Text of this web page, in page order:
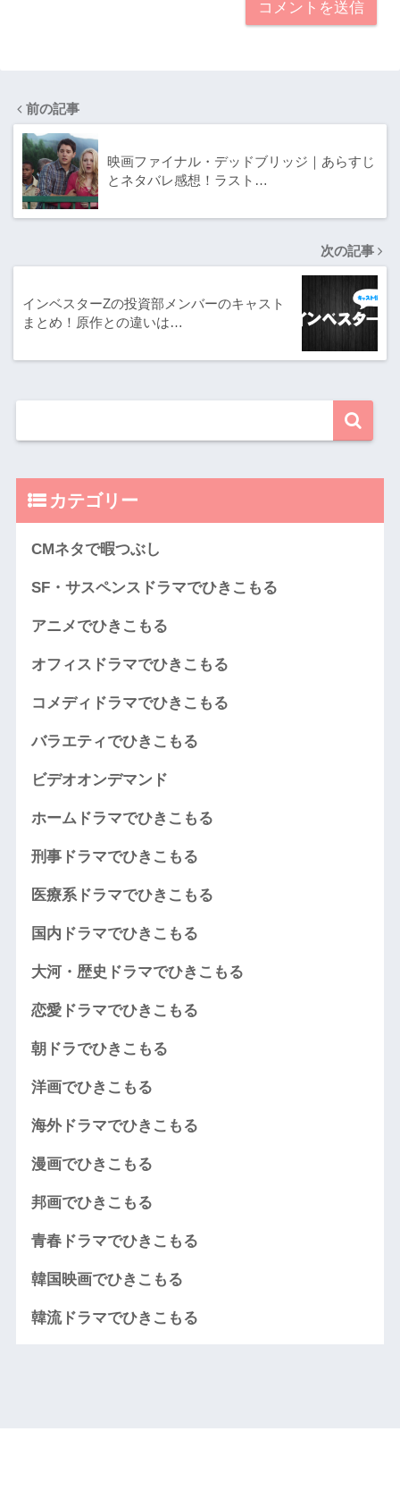
前の記事
映画ファイナル・デッドブリッジ｜あらすじ
とネタバレ感想！ラスト…
次の記事
インベスターZの投資部メンバーのキャスト
まとめ！原作との違いは…
カテゴリー
CMネタで暇つぶし
SF・サスペンスドラマでひきこもる
アニメでひきこもる
オフィスドラマでひきこもる
コメディドラマでひきこもる
バラエティでひきこもる
ビデオオンデマンド
ホームドラマでひきこもる
刑事ドラマでひきこもる
医療系ドラマでひきこもる
国内ドラマでひきこもる
大河・歴史ドラマでひきこもる
恋愛ドラマでひきこもる
朝ドラでひきこもる
洋画でひきこもる
海外ドラマでひきこもる
漫画でひきこもる
邦画でひきこもる
青春ドラマでひきこもる
韓国映画でひきこもる
韓流ドラマでひきこもる